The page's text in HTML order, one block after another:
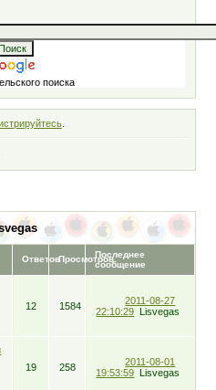
поиска
.
ОтветовПросмотровПоследнее
сообщение
12 1584
2011-08-27
22:10:29 Lisvegas
19 258
2011-08-01
19:53:59 Lisvegas